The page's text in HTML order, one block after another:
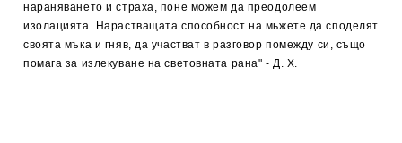
нараняването и страха, поне можем да преодолеем
изолацията. Нарастващата способност на мьжете да споделят
своята мъка и гняв, да участват в разговор помежду си, също
помага за излекуване на световната рана" - Д. Х.